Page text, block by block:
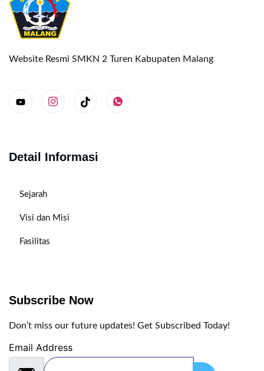
Website Resmi SMKN 2 Turen Kabupaten Malang
Detail Informasi
Sejarah
Visi dan Misi
Fasilitas
Subscribe Now
Don’t miss our future updates! Get Subscribed Today!
Email Address